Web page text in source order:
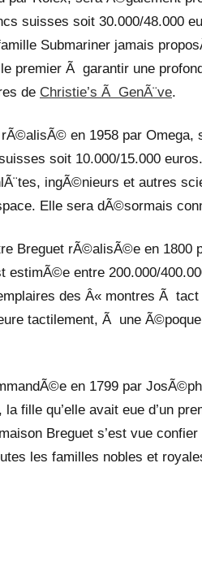
suisses soit 30.000/48.000
Submariner jamais
premier Ã garantir une
de Christie’s Ã GenÃ¨ve.
en 1958 par
soit 10.000/15.000
ingÃ©nieurs et autres
Elle sera dÃ©sormais
Breguet rÃ©alisÃ©e en
estimÃ©e entre 200.000/
des Â« montres Ã
tactilement, Ã une
en 1799 par
fille qu’elle avait eue d’un
Breguet s’est vue
les familles nobles et